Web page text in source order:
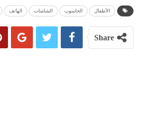
الأطفال الحاسوب الشاشات الهاتف
Share